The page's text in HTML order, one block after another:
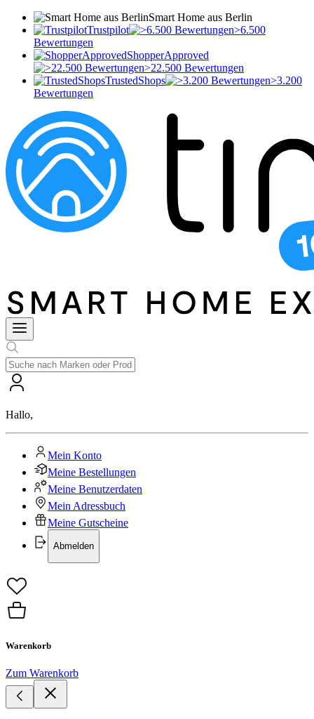
Smart Home aus Berlin
Trustpilot
>6.500
Bewertungen
ShopperApproved
>22.500 Bewertungen
TrustedShops
>3.200
Bewertungen
Hallo,
Mein Konto
Meine Bestellungen
Meine Benutzerdaten
Mein Adressbuch
Meine Gutscheine
Abmelden
Warenkorb
Zum Warenkorb